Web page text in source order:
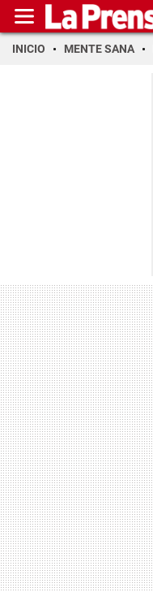
INICIO MENTE SANA